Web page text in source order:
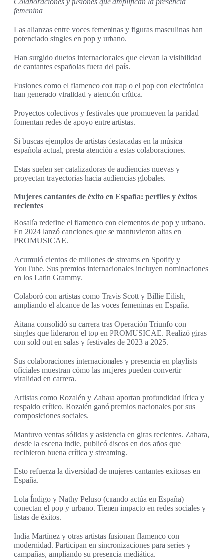
Colaboraciones y fusiones que amplifican la presencia
femenina
Las alianzas entre voces femeninas y figuras masculinas han
potenciado singles en pop y urbano.
Han surgido duetos internacionales que elevan la visibilidad
de cantantes españolas fuera del país.
Fusiones como el flamenco con trap o el pop con electrónica
han generado viralidad y atención crítica.
Proyectos colectivos y festivales que promueven la paridad
fomentan redes de apoyo entre artistas.
Si buscas ejemplos de artistas destacadas en la música
española actual, presta atención a estas colaboraciones.
Estas suelen ser catalizadoras de audiencias nuevas y
proyectan trayectorias hacia audiencias globales.
Mujeres cantantes de éxito en España: perfiles y éxitos
recientes
Rosalía redefine el flamenco con elementos de pop y urbano.
En 2024 lanzó canciones que se mantuvieron altas en
PROMUSICAE.
Acumuló cientos de millones de streams en Spotify y
YouTube. Sus premios internacionales incluyen nominaciones
en los Latin Grammy.
Colaboró con artistas como Travis Scott y Billie Eilish,
ampliando el alcance de las voces femeninas en España.
Aitana consolidó su carrera tras Operación Triunfo con
singles que lideraron el top en PROMUSICAE. Realizó giras
con sold out en salas y festivales de 2023 a 2025.
Sus colaboraciones internacionales y presencia en playlists
oficiales muestran cómo las mujeres pueden convertir
viralidad en carrera.
Artistas como Rozalén y Zahara aportan profundidad lírica y
respaldo crítico. Rozalén ganó premios nacionales por sus
composiciones sociales.
Mantuvo ventas sólidas y asistencia en giras recientes. Zahara,
desde la escena indie, publicó discos en dos años que
recibieron buena crítica y streaming.
Esto refuerza la diversidad de mujeres cantantes exitosas en
España.
Lola Índigo y Nathy Peluso (cuando actúa en España)
conectan el pop y urbano. Tienen impacto en redes sociales y
listas de éxitos.
India Martínez y otras artistas fusionan flamenco con
modernidad. Participan en sincronizaciones para series y
campañas, ampliando su presencia mediática.